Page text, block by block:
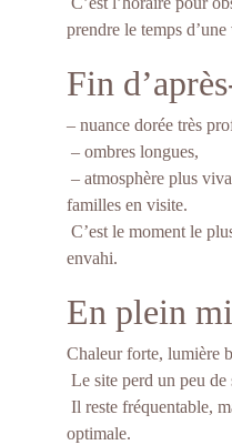
prendre le temps
Fin
– nuance dorée très
– ombres longues,
familles en visite.
envahi.
En plein
Chaleur forte, lumière
Le site perd un peu de
optimale.